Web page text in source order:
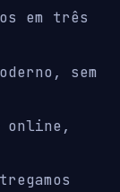
em três
sem
online,